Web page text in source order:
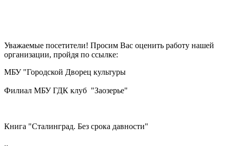
Уважаемые посетители! Просим Вас оценить работу нашей
организации, пройдя по ссылке:
МБУ "Городской Дворец культуры
Филиал МБУ ГДК клуб "Заозерье"
Книга "Сталинград. Без срока давности"
..